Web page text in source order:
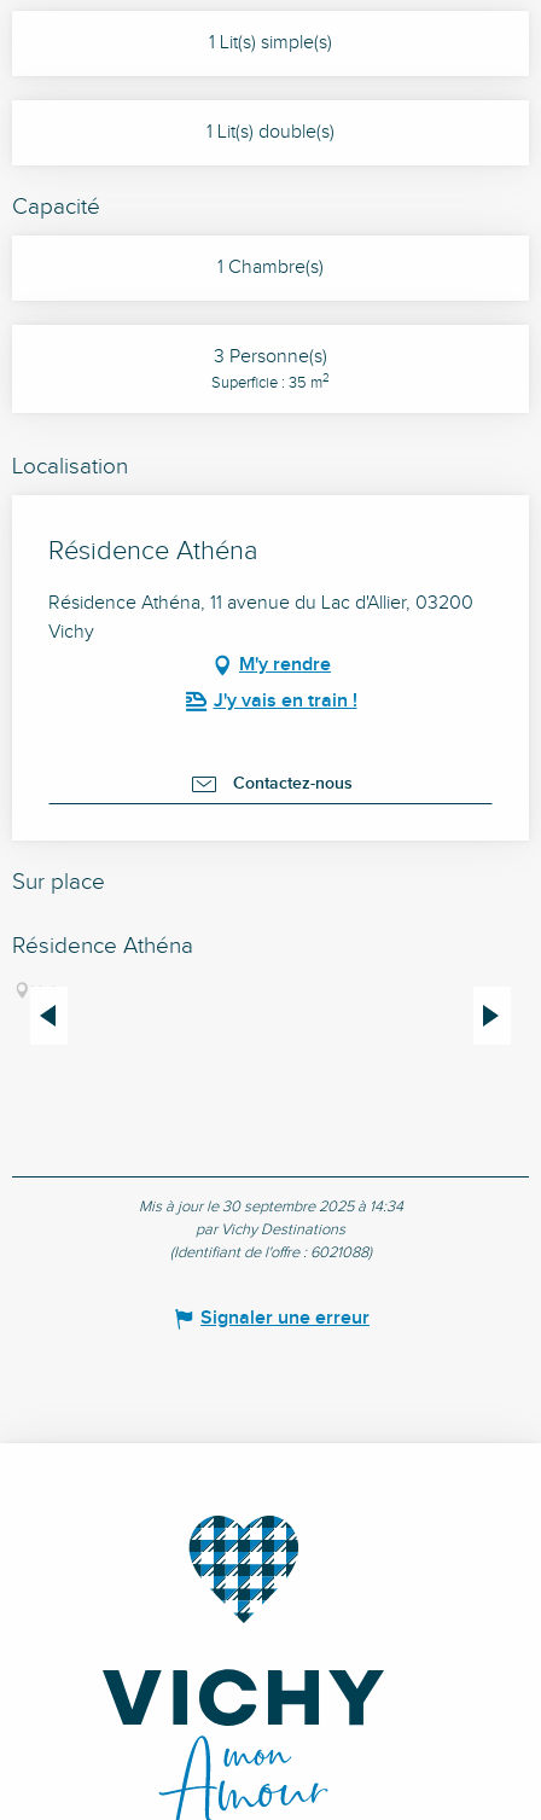
1 Lit(s) simple(s)
1 Lit(s) double(s)
Capacité
1 Chambre(s)
3 Personne(s)
Superficie : 35 m2
Localisation
Résidence Athéna
Résidence Athéna, 11 avenue du Lac d'Allier, 03200
Vichy
M'y rendre
J'y vais en train !
Contactez-nous
Sur place
Résidence Athéna
Vichy
Mis à jour le 30 septembre 2025 à 14:34
par Vichy Destinations
(Identifiant de l'offre : 6021088)
Signaler une erreur